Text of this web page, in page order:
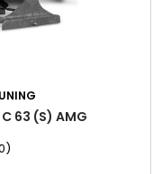
C 63 (S) AMG